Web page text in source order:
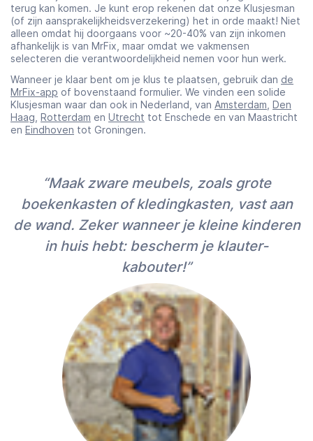
terug kan komen. Je kunt erop rekenen dat onze Klusjesman
(of zijn aansprakelijkheidsverzekering) het in orde maakt! Niet
alleen omdat hij doorgaans voor ~20-40% van zijn inkomen
afhankelijk is van MrFix, maar omdat we vakmensen
selecteren die verantwoordelijkheid nemen voor hun werk.
Wanneer je klaar bent om je klus te plaatsen, gebruik dan de
MrFix-app of bovenstaand formulier. We vinden een solide
Klusjesman waar dan ook in Nederland, van Amsterdam Den
Haag Rotterdam en Utrecht tot Enschede en van Maastricht
en Eindhoven tot Groningen.
“Maak zware meubels, zoals grote
boekenkasten of kledingkasten, vast aan
de wand. Zeker wanneer je kleine kinderen
in huis hebt: bescherm je klauter-
kabouter!”